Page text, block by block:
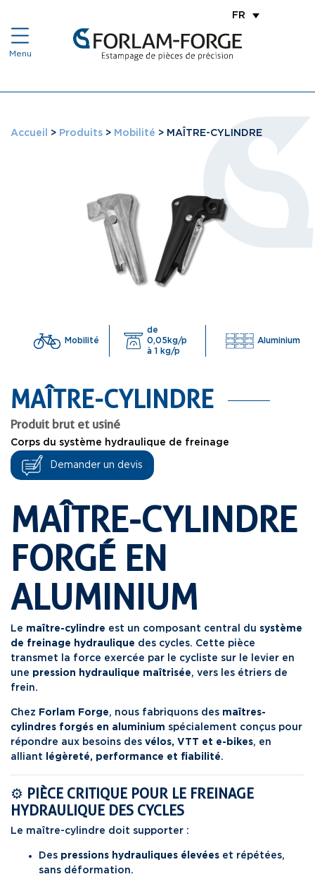
FR
Accueil > Produits > Mobilité > MAÎTRE-CYLINDRE
Mobilité
de
0,05kg/p
à 1 kg/p
Aluminium
MAÎTRE-CYLINDRE
Produit brut et usiné
Corps du système hydraulique de freinage
Demander un devis
MAÎTRE-CYLINDRE
FORGÉ EN
ALUMINIUM
Le maître-cylindre est un composant central du système
de freinage hydraulique des cycles. Cette pièce
transmet la force exercée par le cycliste sur le levier en
une pression hydraulique maîtrisée, vers les étriers de
frein.
Chez Forlam Forge, nous fabriquons des maîtres-
cylindres forgés en aluminium spécialement conçus pour
répondre aux besoins des vélos, VTT et e-bikes, en
alliant
légèreté, performance et fiabilité.
⚙️ PIÈCE CRITIQUE POUR LE FREINAGE
HYDRAULIQUE DES CYCLES
Le maître-cylindre doit supporter :
Des pressions hydrauliques élevées et répétées,
sans déformation.